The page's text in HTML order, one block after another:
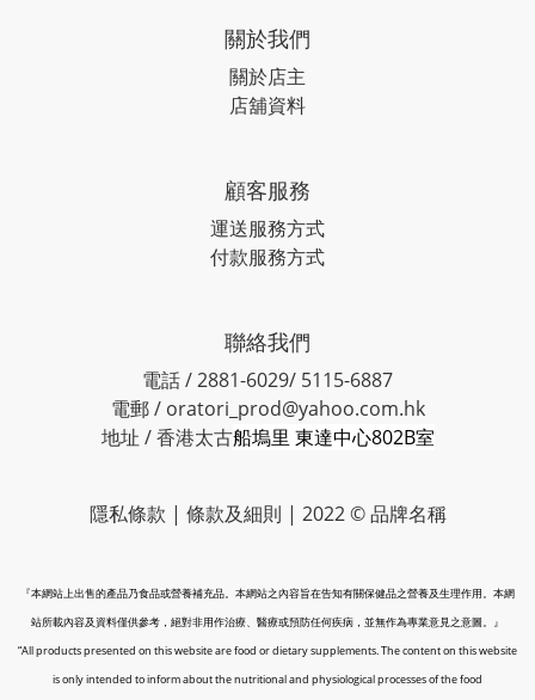
關於我們
關於店主
店舖資料
顧客服務
運送服務方式
付款服務方式
聯絡我們
電話 / 2881-6029/ 5115-6887
電郵 / oratori_prod@yahoo.com.hk
地址 / 香港太古船塢里 東達中心802B室
隱私條款 | 條款及細則 | 2022 © 品牌名稱
『本網站上出售的產品乃食品或營養補充品。本網站之內容旨在告知有關保健品之營養及生理作用。本網
站所載內容及資料僅供參考，絕對非用作治療、醫療或預防任何疾病，並無作為專業意見之意圖。』
“All products presented on this website are food or dietary supplements. The content on this website
is only intended to inform about the nutritional and physiological processes of the food